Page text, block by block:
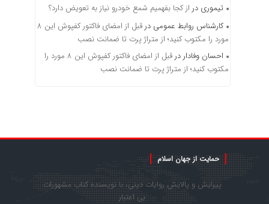
تیموری در از کجا بفهمیم شمع خودرو نیاز به تعویض دارد؟
کارشناس روابط عمومی در
قبل از امضای فاکتور کفپوش این ۸
مورد را مکتوب کنید؛ از متراژ پرت تا ضمانت نصب
احسان وفادار در
قبل از امضای فاکتور کفپوش این ۸ مورد را
مکتوب کنید؛ از متراژ پرت تا ضمانت نصب
حمایت از جهان اسلام
پیرایش و پالایش روایات دینی، با نویسنده کتاب مشهورات
بی اعتبار